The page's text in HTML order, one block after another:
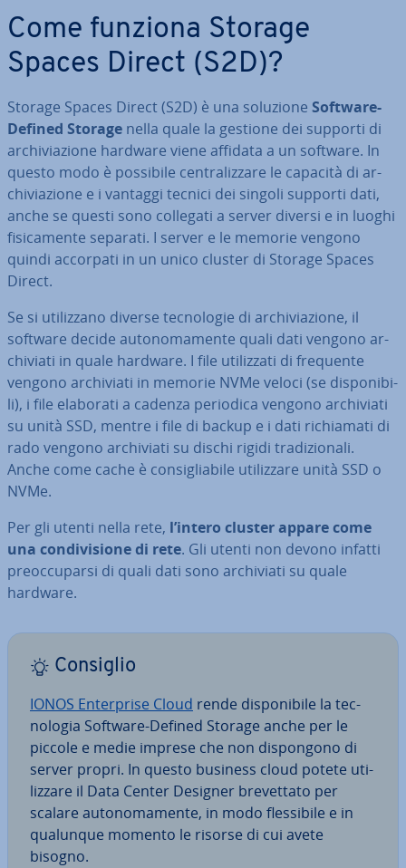
Come funziona Storage
Spaces Direct (S2D)?
Storage Spaces Direct (S2D) è una soluzione Software-
Defined Storage nella quale la gestione dei supporti di
ar­chi­via­zio­ne hardware viene affidata a un software. In
questo modo è possibile cen­tra­liz­za­re le capacità di ar­
chi­via­zio­ne e i vantaggi tecnici dei singoli supporti dati,
anche se questi sono collegati a server diversi e in luoghi
fi­si­ca­men­te separati. I server e le memorie vengono
quindi accorpati in un unico cluster di Storage Spaces
Direct.
Se si uti­liz­za­no diverse tec­no­lo­gie di ar­chi­via­zio­ne, il
software decide au­to­no­ma­men­te quali dati vengono ar­
chi­via­ti in quale hardware. I file uti­liz­za­ti di frequente
vengono ar­chi­via­ti in memorie NVMe veloci (se di­spo­ni­bi­
li), i file elaborati a cadenza periodica vengono ar­chi­via­ti
su unità SSD, mentre i file di backup e i dati ri­chia­ma­ti di
rado vengono ar­chi­via­ti su dischi rigidi tra­di­zio­na­li.
Anche come cache è con­si­glia­bi­le uti­liz­za­re unità SSD o
NVMe.
Per gli utenti nella rete, l’intero cluster appare come
una con­di­vi­sio­ne di rete. Gli utenti non devono infatti
pre­oc­cu­par­si di quali dati sono ar­chi­via­ti su quale
hardware.
Consiglio
IONOS En­ter­pri­se Cloud rende di­spo­ni­bi­le la tec­
no­lo­gia Software-Defined Storage anche per le
piccole e medie imprese che non di­spon­go­no di
server propri. In questo business cloud potete uti­
liz­za­re il Data Center Designer bre­vet­ta­to per
scalare au­to­no­ma­men­te, in modo fles­si­bi­le e in
qualunque momento le risorse di cui avete
bisogno.